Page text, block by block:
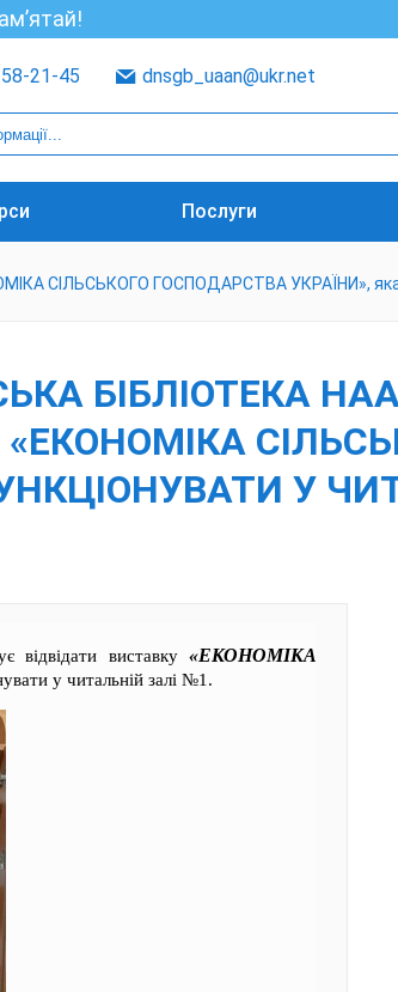
21-45 dnsgb_uaan@ukr.net
Послуги
СІЛЬСЬКОГО ГОСПОДАРСТВА УКРАЇНИ»,
БІБЛІОТЕКА
У
відвідати виставку «ЕКОНОМІКА
у читальній залі №1.